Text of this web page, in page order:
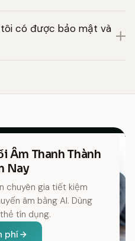
có được bảo mật và
Âm Thanh Thành
Nay
chuyên gia tiết kiệm
âm bằng AI. Dùng
tín dụng.
phí